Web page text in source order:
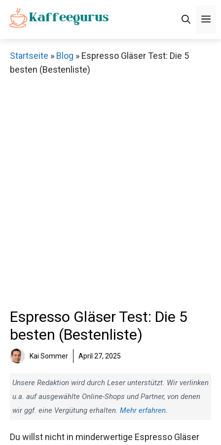
Zum
Inhalt
Startseite » Blog » Espresso Gläser Test: Die 5
besten (Bestenliste)
Espresso Gläser Test: Die 5
besten (Bestenliste)
Kai Sommer April 27, 2025
Unsere Redaktion wird durch Leser unterstützt. Wir verlinken
u.a. auf ausgewählte Online-Shops und Partner, von denen
wir ggf. eine Vergütung erhalten. Mehr erfahren.
Du willst nicht in minderwertige Espresso Gläser